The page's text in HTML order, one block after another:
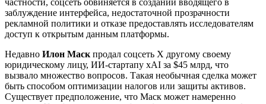
частности, соцсеть обвиняется в создании вводящего в
заблуждение интерфейса, недостаточной прозрачности
рекламной политики и отказе предоставлять исследователям
доступ к открытым данным платформы.
Недавно Илон Маск продал соцсеть X другому своему
юридическому лицу, ИИ-стартапу xAI за $45 млрд, что
вызвало множество вопросов. Такая необычная сделка может
быть способом оптимизации налогов или защиты активов.
Существует предположение, что Маск может намеренно